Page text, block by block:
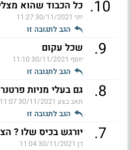
10
. כל הכבוד שהוא
יוני 30/11/2021 11:27
הגב לתגובה זו
9
. שכל עקום
יוסף 30/11/2021 11:10
הגב לתגובה זו
8
. גם בעלי מניות
תאב בצע 30/11/2021 11:07
הגב לתגובה זו
7
. יורגש בכיס שלו ?
דן 30/11/2021 11:04